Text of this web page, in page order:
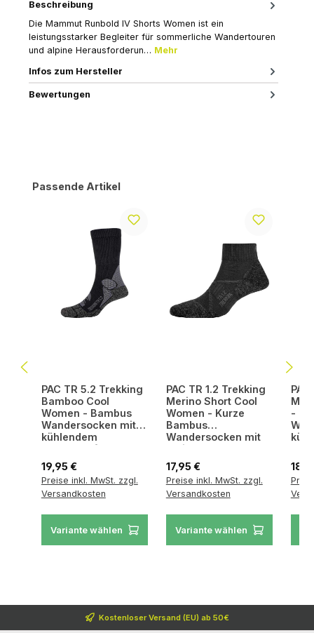
Beschreibung
Die Mammut Runbold IV Shorts Women ist ein
leistungsstarker Begleiter für sommerliche Wandertouren
und alpine Herausforderun… Mehr
Infos zum Hersteller
Bewertungen
Produktgalerie überspringen
Passende Artikel
PAC TR 5.2 Trekking
Bamboo Cool
Women - Bambus
Wandersocken mit
kühlendem
Tragekomfort
Regulärer Preis:
19,95 €
Preise inkl. MwSt. zzgl.
Versandkosten
Variante wählen
PAC TR 1.2 Trekking
Merino Short Cool
Women - Kurze
Bambus
Wandersocken mit
optimalem Halt
Regulärer Preis:
17,95 €
Preise inkl. MwSt. zzgl.
Versandkosten
Variante wählen
-
Kostenloser Versand (EU) ab 50€